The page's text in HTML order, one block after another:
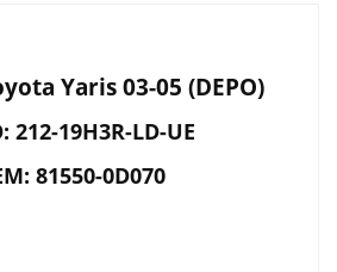
Yaris 03-05 (DEPO)
212-19H3R-LD-UE
81550-0D070